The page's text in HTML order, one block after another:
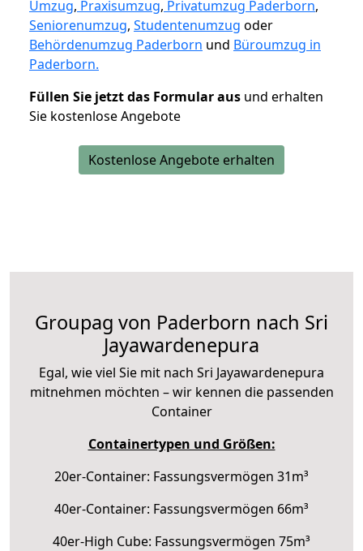
Umzug, Praxisumzug, Privatumzug Paderborn,
Seniorenumzug, Studentenumzug oder
Behördenumzug Paderborn und Büroumzug in
Paderborn.
Füllen Sie jetzt das Formular aus und erhalten
Sie kostenlose Angebote
Kostenlose Angebote erhalten
Groupag von Paderborn nach Sri
Jayawardenepura
Egal, wie viel Sie mit nach Sri Jayawardenepura
mitnehmen möchten – wir kennen die passenden
Container
Containertypen und Größen:
20er-Container: Fassungsvermögen 31m³
40er-Container: Fassungsvermögen 66m³
40er-High Cube: Fassungsvermögen 75m³